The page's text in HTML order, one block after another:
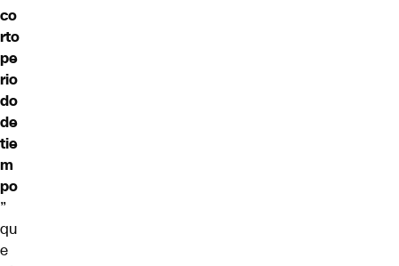
co
rto
pe
rio
do
de
tie
m
po
”
qu
e